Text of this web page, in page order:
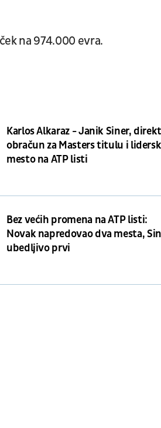
na 974.000 evra.
Karlos Alkaraz - Janik Siner,
obračun za Masters titulu i
mesto na ATP listi
Bez većih promena na ATP listi:
Novak napredovao dva mesta,
ubedljivo prvi